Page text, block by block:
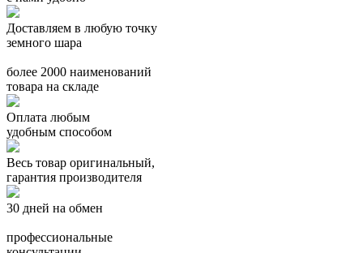
Доставляем в любую точку
земного шара
более 2000 наименований
товара на складе
Оплата любым
удобным способом
Весь товар оригинальный,
гарантия производителя
30 дней на обмен
профессиональные